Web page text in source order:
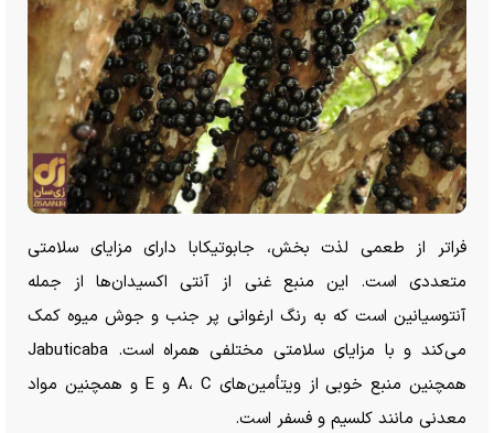
فراتر از طعمی لذت بخش، جابوتیکابا دارای مزایای سلامتی
متعددی است. این منبع غنی از آنتی اکسیدان‌ها از جمله
آنتوسیانین است که به رنگ ارغوانی پر جنب و جوش میوه کمک
می‌کند و با مزایای سلامتی مختلفی همراه است. Jabuticaba
همچنین منبع خوبی از ویتأمین‌های A، C و E و همچنین مواد
معدنی مانند کلسیم و فسفر است.